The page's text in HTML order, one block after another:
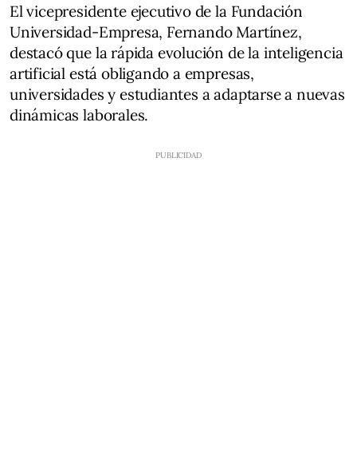
El vicepresidente ejecutivo de la Fundación
Universidad-Empresa, Fernando Martínez,
destacó que la rápida evolución de la inteligencia
artificial está obligando a empresas,
universidades y estudiantes a adaptarse a nuevas
dinámicas laborales.